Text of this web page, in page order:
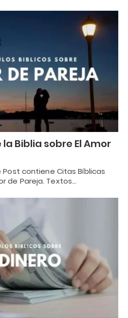
Biblia sobre El Amor
Post contiene Citas Bíblicas
de Pareja. Textos…